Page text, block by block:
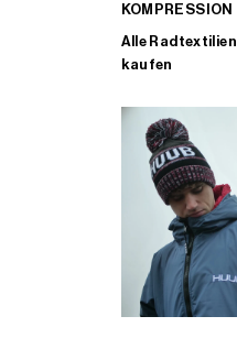
KOMPRESSION
Alle Radtextilien
kaufen